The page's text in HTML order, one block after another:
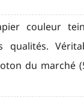
couleur
qualités.
du marché